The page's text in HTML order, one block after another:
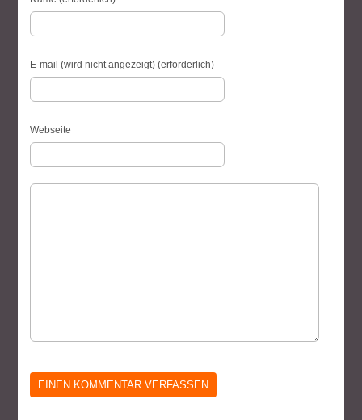
E-mail (wird nicht angezeigt) (erforderlich)
Webseite